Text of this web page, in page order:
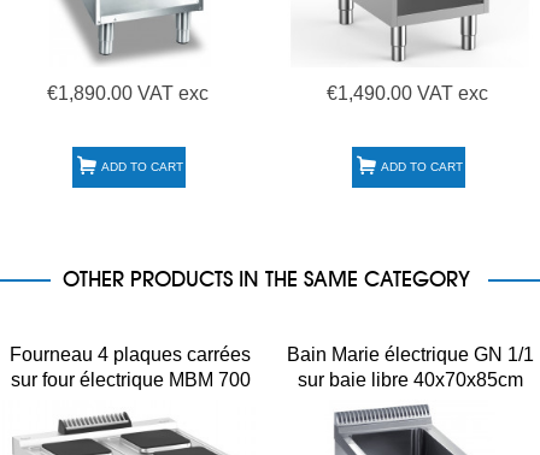
€1,890.00 VAT exc
ADD TO CART
€1,490.00 VAT exc
ADD TO CART
OTHER PRODUCTS IN THE SAME CATEGORY
Fourneau 4 plaques carrées
sur four électrique MBM 700
Bain Marie électrique GN 1/1
sur baie libre 40x70x85cm